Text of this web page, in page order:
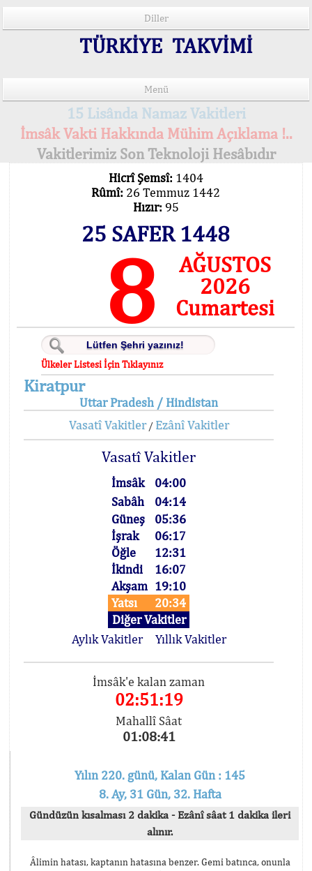
Diller
TÜRKİYE TAKVİMİ
Menü
15 Lisânda Namaz Vakitleri
İmsâk Vakti Hakkında Mühim Açıklama !..
Vakitlerimiz Son Teknoloji Hesâbıdır
Hicrî Şemsî: 1404
Rûmî: 26 Temmuz 1442
Hızır: 95
25 SAFER 1448
8
AĞUSTOS
2026
Cumartesi
Ülkeler Listesi İçin Tıklayınız
Kiratpur
Uttar Pradesh / Hindistan
Vasatî Vakitler/ Ezânî Vakitler
Vasatî Vakitler
İmsâk
04:00
Sabâh
04:14
Güneş
05:36
İşrak
06:17
Öğle
12:31
İkindi
16:07
Akşam 19:10
Yatsı
20:34
Diğer Vakitler
Aylık Vakitler
Yıllık Vakitler
İmsâk'e kalan zaman
02:51:19
Mahallî Sâat
01:08:41
Yılın 220. günü, Kalan Gün : 145
8. Ay, 31 Gün, 32. Hafta
Gündüzün kısalması 2 dakika - Ezânî sâat 1 dakika ileri
alınır.
Âlimin hatası, kaptanın hatasına benzer. Gemi batınca, onunla